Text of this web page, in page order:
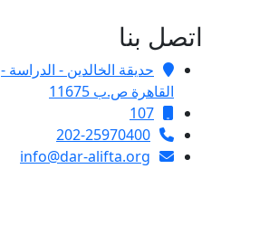
اتصل بنا
حديقة الخالدين - الدراسة -
القاهرة ص.ب 11675
107
202-25970400
info@dar-alifta.org